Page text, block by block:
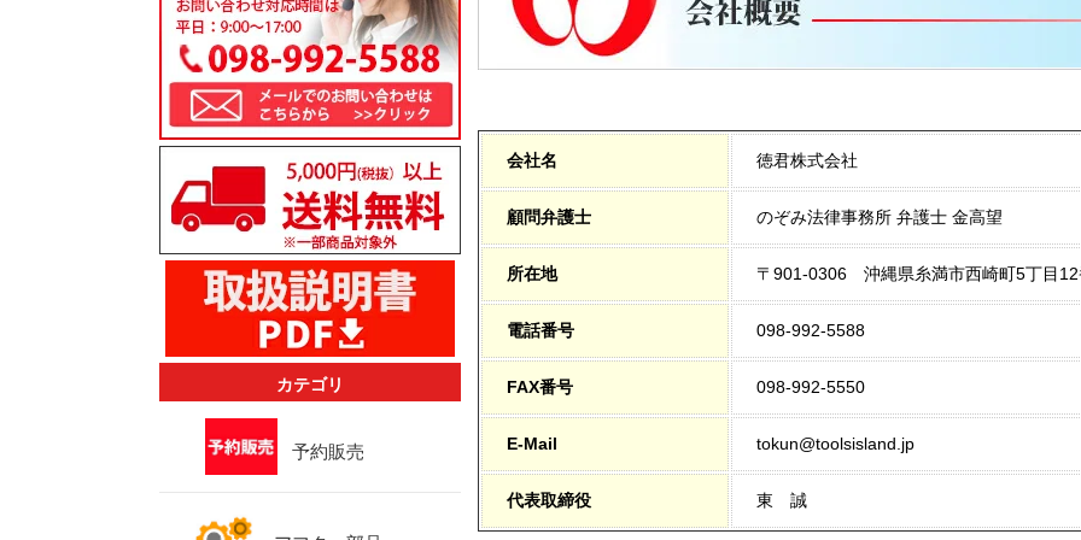
カテゴリ
予約販売
会社名 徳君株式会社
顧問弁護士 のぞみ法律事務所 弁護士 金高望
所在地 〒901-0306 沖縄県糸満市西崎町5丁目
電話番号 098-992-5588
FAX番号 098-992-5550
E-Mail tokun@toolsisland.jp
代表取締役 東 誠